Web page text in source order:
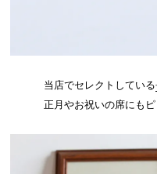
当店でセレクトしている
正月やお祝いの席にもピ